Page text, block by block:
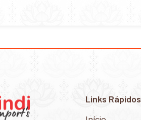
Links Rápidos